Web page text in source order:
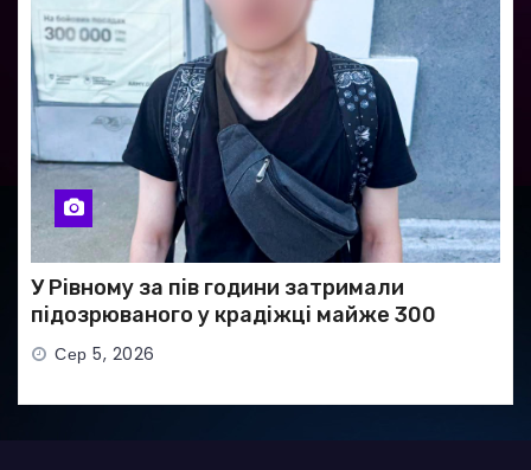
У Рівному за пів години затримали
підозрюваного у крадіжці майже 300
тисяч гривень
Сер 5, 2026